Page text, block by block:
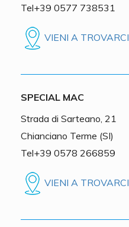
Tel+39 0577 738531
VIENI A TROVARCI
SPECIAL MAC
Strada di Sarteano, 21
Chianciano Terme (SI)
Tel+39 0578 266859
VIENI A TROVARCI